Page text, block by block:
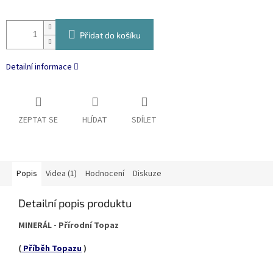
Přidat do košíku
Detailní informace
ZEPTAT SE HLÍDAT SDÍLET
Popis Videa (1) Hodnocení Diskuze
Detailní popis produktu
MINERÁL - Přírodní Topaz
(Příběh Topazu)